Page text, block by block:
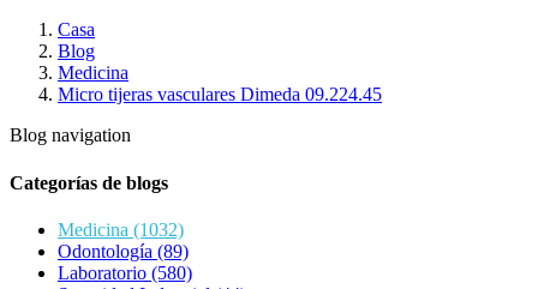
Casa
Blog
Medicina
Micro tijeras vasculares Dimeda 09.224.45
Blog navigation
Categorías de blogs
Medicina (1032)
Odontología (89)
Laboratorio (580)